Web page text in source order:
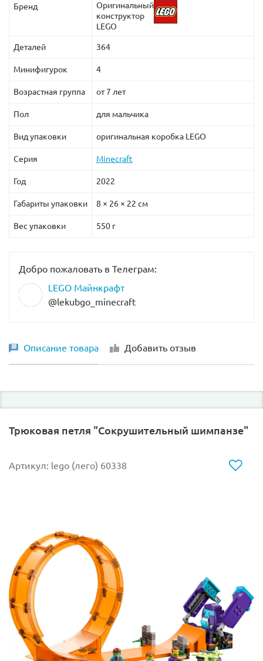
Бренд
Оригинальный
конструктор
LEGO
Деталей 364
Минифигурок 4
Возрастная группа от 7 лет
Пол для мальчика
Вид упаковки оригинальная коробка LEGO
Серия Minecraft
Год 2022
Габариты упаковки 8 × 26 × 22 см
Вес упаковки 550 г
Добро пожаловать в Телеграм:
LEGO Майнкрафт
@lekubgo_minecraft
Описание товара Добавить отзыв
Трюковая петля "Сокрушительный шимпанзе"
Артикул: lego (лего) 60338